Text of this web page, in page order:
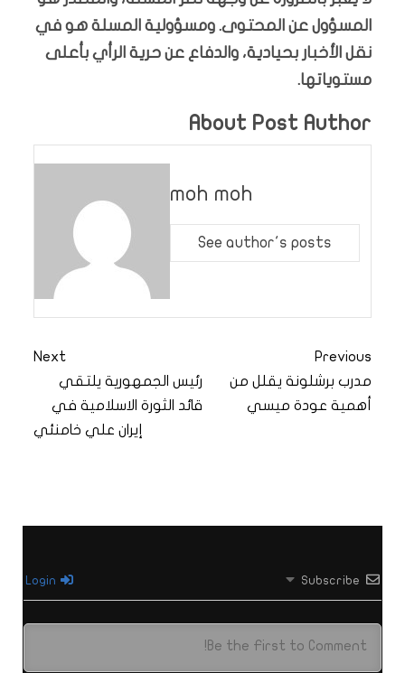
المسؤول عن المحتوى. ومسؤولية المسلة هو في
نقل الأخبار بحيادية، والدفاع عن حرية الرأي بأعلى
مستوياتها.
About Post Author
moh moh
See author's posts
Previous
مدرب برشلونة يقلل من
أهمية عودة ميسي
Next
رئيس الجمهورية يلتقي
قائد الثورة الاسلامية في
إيران علي خامنئي
Subscribe